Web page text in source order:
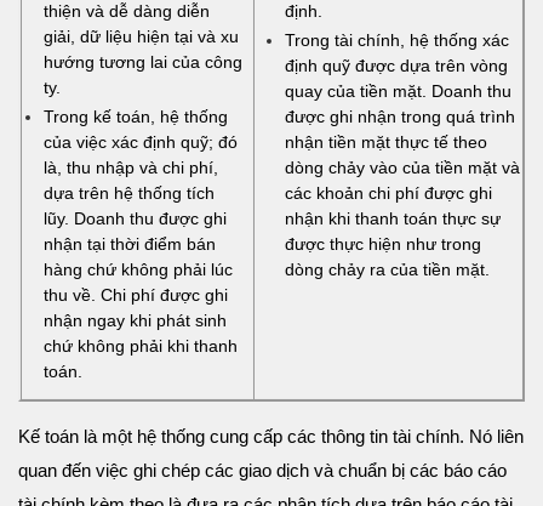
thiện và dễ dàng diễn
giải, dữ liệu hiện tại và xu
hướng tương lai của công
ty.
Trong kế toán, hệ thống
của việc xác định quỹ; đó
là, thu nhập và chi phí,
dựa trên hệ thống tích
lũy. Doanh thu được ghi
nhận tại thời điểm bán
hàng chứ không phải lúc
thu về. Chi phí được ghi
nhận ngay khi phát sinh
chứ không phải khi thanh
toán.
định.
Trong tài chính, hệ thống xác
định quỹ được dựa trên vòng
quay của tiền mặt. Doanh thu
được ghi nhận trong quá trình
nhận tiền mặt thực tế theo
dòng chảy vào của tiền mặt và
các khoản chi phí được ghi
nhận khi thanh toán thực sự
được thực hiện như trong
dòng chảy ra của tiền mặt.
Kế toán là một hệ thống cung cấp các thông tin tài chính. Nó liên
quan đến việc ghi chép các giao dịch và chuẩn bị các báo cáo